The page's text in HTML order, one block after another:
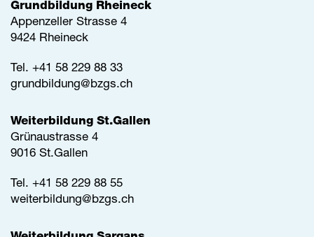
Grundbildung Rheineck
Appenzeller Strasse 4
9424 Rheineck
Tel. +41 58 229 88 33
grundbildung@bzgs.ch
Weiterbildung St.Gallen
Grünaustrasse 4
9016 St.Gallen
Tel. +41 58 229 88 55
weiterbildung@bzgs.ch